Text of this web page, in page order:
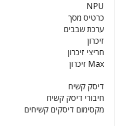
NPU
כרטיס מסך
ערכת שבבים
זיכרון
חריצי זיכרון
Max זיכרון
דיסק קשיח
חיבורי דיסק קשיח
מקסימום דיסקים קשיחים